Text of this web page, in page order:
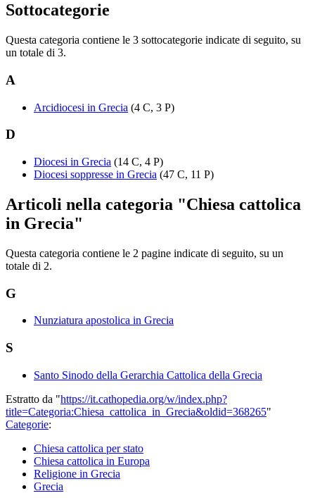
Sottocategorie
Questa categoria contiene le 3 sottocategorie indicate di seguito, su
un totale di 3.
A
Arcidiocesi in Grecia (4 C, 3 P)
D
Diocesi in Grecia (14 C, 4 P)
Diocesi soppresse in Grecia (47 C, 11 P)
Articoli nella categoria "Chiesa cattolica
in Grecia"
Questa categoria contiene le 2 pagine indicate di seguito, su un
totale di 2.
G
Nunziatura apostolica in Grecia
S
Santo Sinodo della Gerarchia Cattolica della Grecia
Estratto da "https://it.cathopedia.org/w/index.php?
title=Categoria:Chiesa_cattolica_in_Grecia&oldid=368265"
Categorie:
Chiesa cattolica per stato
Chiesa cattolica in Europa
Religione in Grecia
Grecia